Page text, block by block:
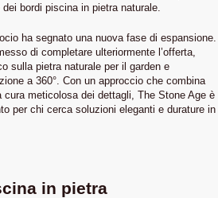
bordi piscina in pietra naturale.
ha segnato una nuova fase di espansione.
di completare ulteriormente l’offerta,
sulla pietra naturale per il garden e
a 360°. Con un approccio che combina
cura meticolosa dei dettagli, The Stone Age è
per chi cerca soluzioni eleganti e durature in
in pietra